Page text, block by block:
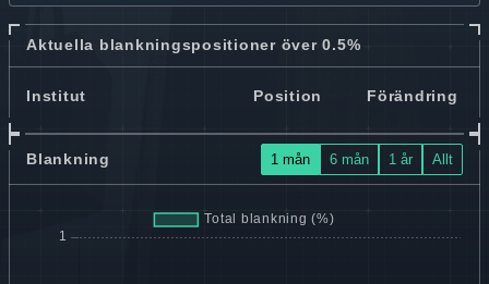
Aktuella blankningspositioner över 0.5%
Institut Position Förändring
Blankning 1 mån 6 mån 1 år Allt